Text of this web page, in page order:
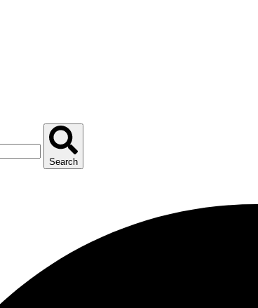
Search